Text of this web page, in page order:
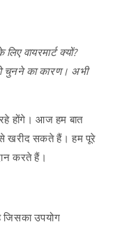
वायरमार्ट क्यों?
चुनने का कारण। अभी
होंगे। आज हम बात
खरीद सकते हैं। हम पूरे
करते हैं।
जिसका उपयोग